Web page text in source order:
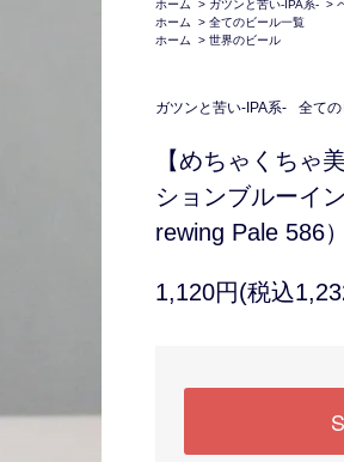
ホーム > ガツンと苦い-IPA系- >
ホーム
> 全てのビール一覧
ホーム
> 世界のビール
ガツンと苦い-IPA系- 全て
【めちゃくちゃ
ションブルーイ
rewing Pale 586）
1,120円(税込